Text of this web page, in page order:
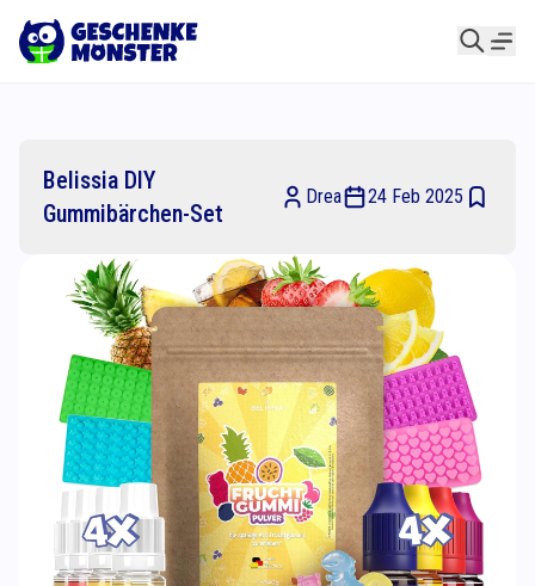
Belissia DIY
Gummibärchen-Set
Drea 24 Feb 2025